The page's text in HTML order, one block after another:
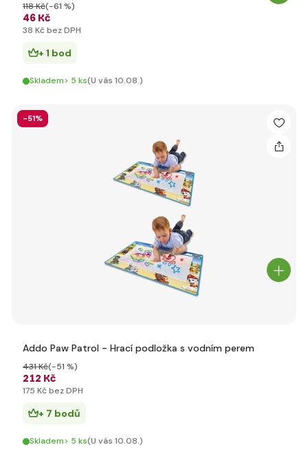
46 Kč
118 Kč(-61 %)
38 Kč bez DPH
+ 1 bod
Skladem> 5 ks(U vás 10.08.)
-51%
Addo Paw Patrol - Hrací podložka s vodním perem
212 Kč
431 Kč(-51 %)
175 Kč bez DPH
+ 7 bodů
Skladem> 5 ks(U vás 10.08.)